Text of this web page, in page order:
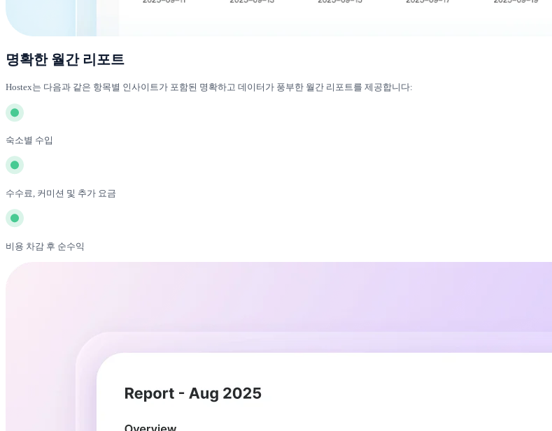
명확한 월간 리포트
Hostex는 다음과 같은 항목별 인사이트가 포함된 명확하고 데이터가 풍부한 월간 리포트를 제공합니다:
숙소별 수입
수수료, 커미션 및 추가 요금
비용 차감 후 순수익